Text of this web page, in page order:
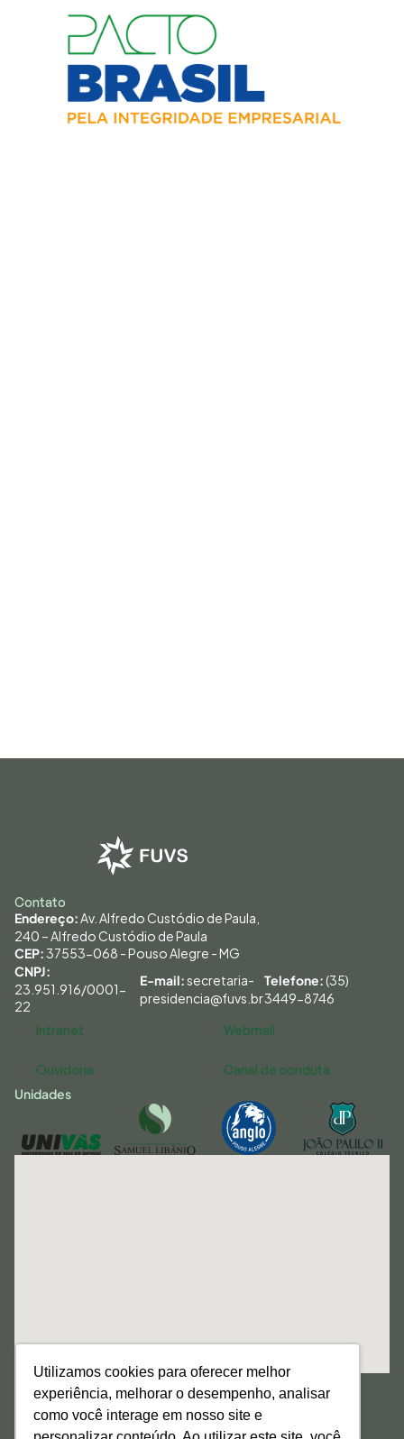
Utilizamos cookies para oferecer melhor
experiência, melhorar o desempenho, analisar
como você interage em nosso site e
Contato
Endereço: Av. Alfredo Custódio de Paula,
240 – Alfredo Custódio de Paula
CEP: 37553-068 - Pouso Alegre - MG
23.951.916/0001-
22
E-mail: secretaria-
presidencia@fuvs.br
Telefone: (35)
3449-8746
Intranet Webmail
Ouvidoria Canal de conduta
Unidades
Menu
Início
Sobre nós
Atuação